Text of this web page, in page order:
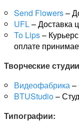
Send Flowers–
UFL– Доставка
To Lips–
оплате
Творческие
Видеофабрика–
BTUStudio–
Типографии: